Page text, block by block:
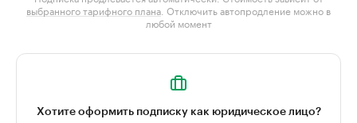
выбранного тарифного плана . Отключить автопродление можно в
любой момент
Хотите оформить подписку как юридическое лицо?